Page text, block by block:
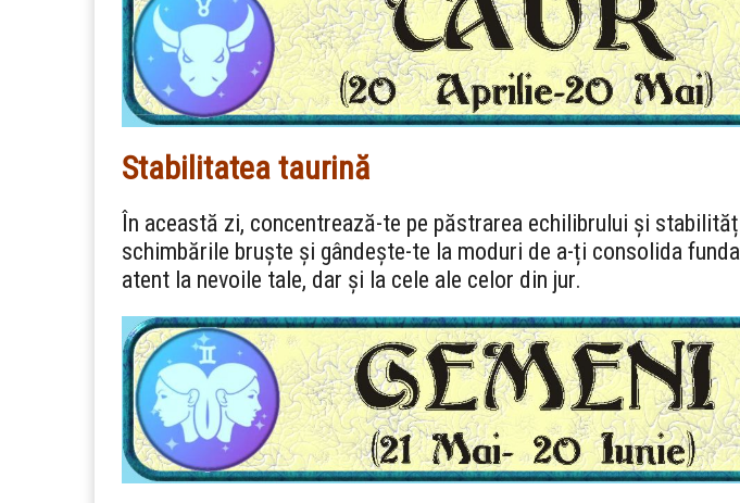
Stabilitatea taurină
În această zi, concentrează-te pe păstrarea echilibrului și
schimbările bruște și gândește-te la moduri de a-ți consolida
atent la nevoile tale, dar și la cele ale celor din jur.